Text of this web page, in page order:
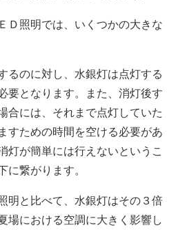
Ｄ照明では、いくつかの大きな
るのに対し、水銀灯は点灯する
要となります。また、消灯後す
合には、それまで点灯していた
すための時間を空ける必要があ
灯が簡単には行えないというこ
に繋がります。
明と比べて、水銀灯はその３倍
場における空調に大きく影響し